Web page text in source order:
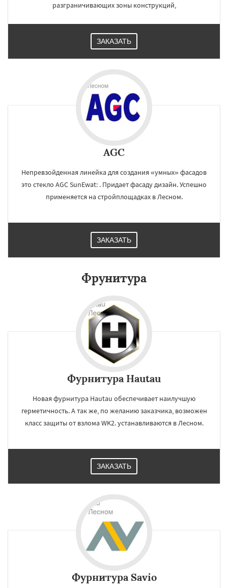
разграничивающих зоны конструкций,
ЗАКАЗАТЬ
AGC
Непревзойденная линейка для создания «умных» фасадов
это стекло AGC SunEwat: . Придает фасаду дизайн. Успешно
применяется на стройплощадках в Лесном.
ЗАКАЗАТЬ
Фрунитура
Фурнитура Hautau
Новая фурнитура Hautau обеспечивает наилучшую
герметичность. А так же, по желанию заказчика, возможен
класс защиты от взлома WK2. устанавливаются в Лесном.
ЗАКАЗАТЬ
Фурнитура Savio